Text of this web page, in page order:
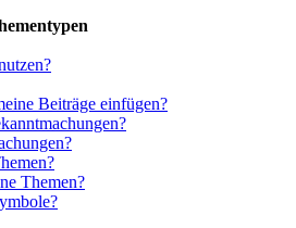
Beiträge einfügen?
Themen?